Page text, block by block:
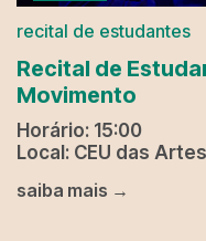
recital de estudantes
Recital de
Movimento
Horário: 15:00
Local: CEU das
saiba mais →